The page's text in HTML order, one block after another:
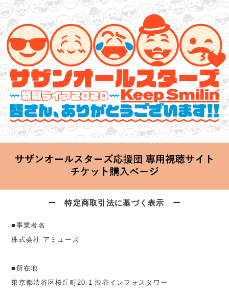
サザンオールスターズ 特別ライブ 2020
2020.06.25 Thu 20:00 Start at 横浜アリーナ
ー 特定商取引法に基づく表示 ー
■事業者名
株式会社 アミューズ
■所在地
東京都渋谷区桜丘町20-1 渋谷インフォスタワー